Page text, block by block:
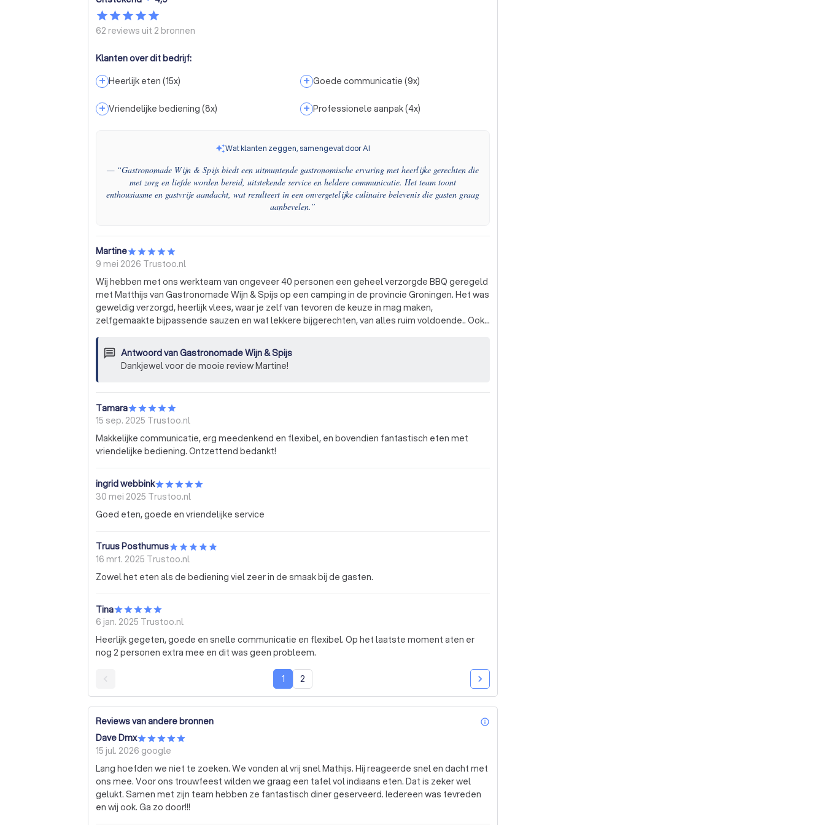
62 reviews uit 2 bronnen
Klanten over dit bedrijf:
+ Heerlijk eten (15x) + Goede communicatie (9x)
+ Vriendelijke bediening (8x) + Professionele aanpak(4x)
Wat klanten zeggen, samengevat door AI
— “Gastronomade Wijn & Spijs biedt een uitmuntende gastronomische ervaring met heerlijke gerechten die
met zorg en liefde worden bereid, uitstekende service en heldere communicatie. Het team toont
enthousiasme en gastvrije aandacht, wat resulteert in een onvergetelijke culinaire belevenis die gasten graag
aanbevelen.”
Martine
9 mei 2026 Trustoo.nl
Wij hebben met ons werkteam van ongeveer 40 personen een geheel verzorgde BBQ geregeld
met Matthijs van Gastronomade Wijn & Spijs op een camping in de provincie Groningen. Het was
geweldig verzorgd, heerlijk vlees, waar je zelf van tevoren de keuze in mag maken,
zelfgemaakte bijpassende sauzen en wat lekkere bijgerechten, van alles ruim voldoende.. Ook
Volgende kee als er weer een BBQ geregeld gaat worden, zal ik ook zeker weer contact
opnemen met Matthijs van Gastronomade Wijn & Spijs!
Antwoord vanGastronomade Wijn & Spijs
Dankjewel voor de mooie review Martine!
Tamara
15 sep. 2025 Trustoo.nl
Makkelijke communicatie, erg meedenkend en flexibel, en bovendien fantastisch eten met
vriendelijke bediening. Ontzettend bedankt!
ingrid webbink
30 mei 2025 Trustoo.nl
Goed eten, goede en vriendelijke service
Truus Posthumus
16 mrt. 2025 Trustoo.nl
Zowel het eten als de bediening viel zeer in de smaak bij de gasten.
Tina
6 jan. 2025 Trustoo.nl
Heerlijk gegeten, goede en snelle communicatie en flexibel. Op het laatste moment aten er
nog 2 personen extra mee en dit was geen probleem.
1 2
Reviews van andere bronnen info_outline
Dave Dmx
15 jul. 2026 google
Lang hoefden we niet te zoeken. We vonden al vrij snel Mathijs. Hij reageerde snel en dacht met
ons mee. Voor ons trouwfeest wilden we graag een tafel vol indiaans eten. Dat is zeker wel
gelukt. Samen met zijn team hebben ze fantastisch diner geserveerd. Iedereen was tevreden
en wij ook. Ga zo door!!!